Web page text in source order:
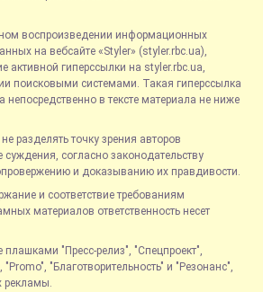
воспроизведении информационных
на вебсайте «Styler» (styler.rbc.ua),
активной гиперссылки на styler.rbc.ua,
поисковыми системами. Такая гиперссылка
в тексте материала не ниже
разделять точку зрения авторов
согласно законодательству
и доказыванию их правдивости.
и соответствие требованиям
материалов ответственность несет
"Пресс-релиз", "Спецпроект",
"Благотворительность" и "Резонанс",
рекламы.